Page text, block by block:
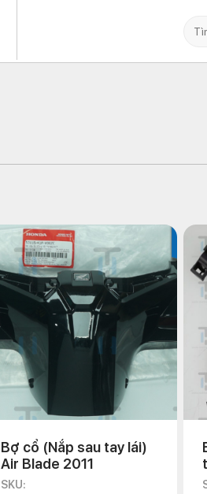
Bợ cổ (Nắp sau tay lái)
Air Blade 2011
SKU: